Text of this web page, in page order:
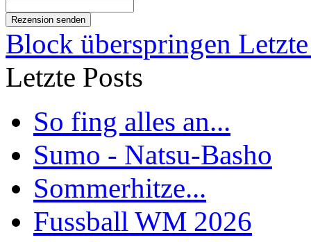
Block überspringen
Letzte Posts
So fing alles an...
Sumo - Natsu-Basho
Sommerhitze...
Fussball WM 2026